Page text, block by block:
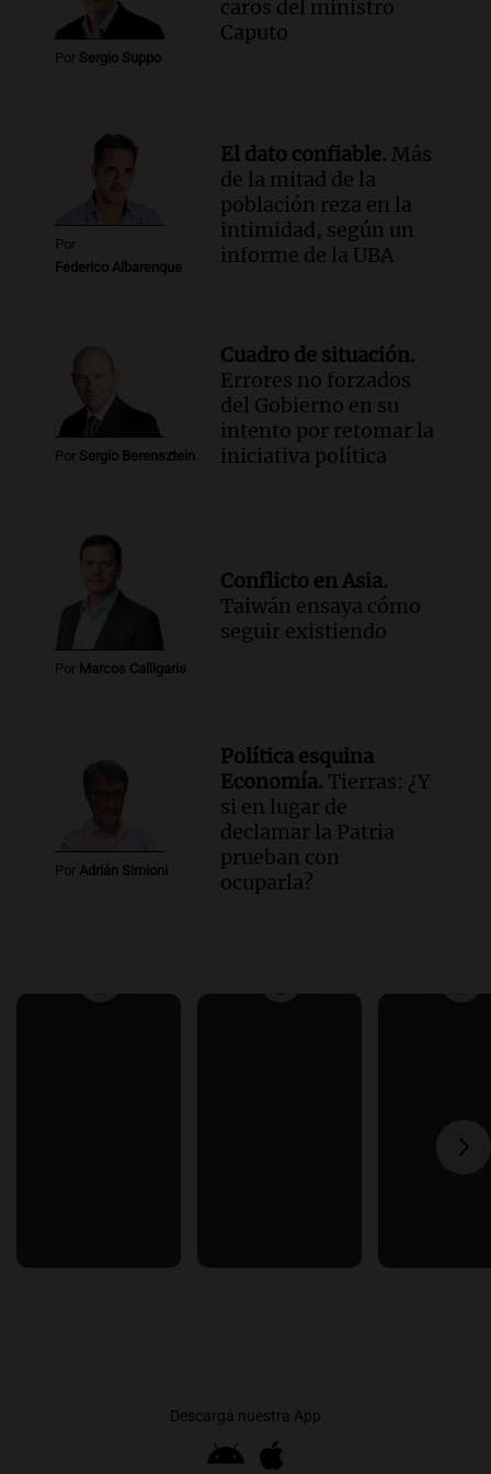
con Jujuy
Panorama Federal
Episodios
Por Sergio Suppo
caros del ministro
Caputo
Por
Federico Albarenque
El dato confiable. Más
de la mitad de la
población reza en la
intimidad, según un
informe de la UBA
Por Sergio Berensztein
Cuadro de situación.
Errores no forzados
del Gobierno en su
intento por retomar la
iniciativa política
Por Marcos Calligaris
Conflicto en Asia.
Taiwán ensaya cómo
seguir existiendo
Por Adrián Simioni
Política esquina
Economía. Tierras: ¿Y
si en lugar de
declamar la Patria
prueban con
ocuparla?
Descargá nuestra App